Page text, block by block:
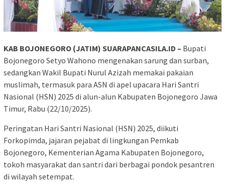
KAB BOJONEGORO (JATIM) SUARAPANCASILA.ID – Bupati
Bojonegoro Setyo Wahono mengenakan sarung dan surban,
sedangkan Wakil Bupati Nurul Azizah memakai pakaian
muslimah, termasuk para ASN di apel upacara Hari Santri
Nasional (HSN) 2025 di alun-alun Kabupaten Bojonegoro Jawa
Timur, Rabu (22/10/2025).
Peringatan Hari Santri Nasional (HSN) 2025, diikuti
Forkopimda, jajaran pejabat di lingkungan Pemkab
Bojonegoro, Kementerian Agama Kabupaten Bojonegoro,
tokoh masyarakat dan santri dari berbagai pondok pesantren
di wilayah setempat.